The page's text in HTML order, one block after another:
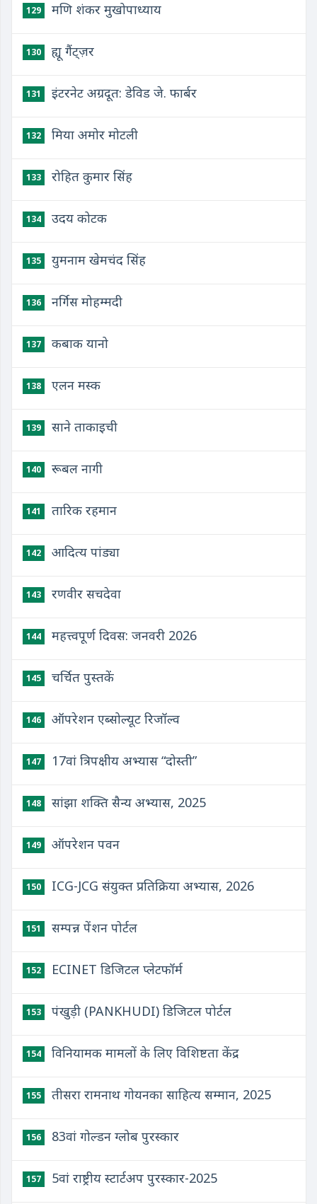
129 मणि शंकर मुखोपाध्याय
130 ह्यू गैंट्ज़र
131 इंटरनेट अग्रदूत: डेविड जे. फार्बर
132 मिया अमोर मोटली
133 रोहित कुमार सिंह
134 उदय कोटक
135 युमनाम खेमचंद सिंह
136 नर्गिस मोहम्मदी
137 कबाक यानो
138 एलन मस्क
139 साने ताकाइची
140 रूबल नागी
141 तारिक रहमान
142 आदित्य पांड्या
143 रणवीर सचदेवा
144 महत्त्वपूर्ण दिवस: जनवरी 2026
145 चर्चित पुस्तकें
146 ऑपरेशन एब्सोल्यूट रिजॉल्व
147 17वां त्रिपक्षीय अभ्यास “दोस्‍ती”
148 सांझा शक्ति सैन्य अभ्यास, 2025
149 ऑपरेशन पवन
150 ICG-JCG संयुक्‍त प्रतिक्रिया अभ्‍यास, 2026
151 सम्पन्न पेंशन पोर्टल
152 ECINET डिजिटल प्लेटफॉर्म
153 पंखुड़ी (PANKHUDI) डिजिटल पोर्टल
154 विनियामक मामलों के लिए विशिष्टता केंद्र
155 तीसरा रामनाथ गोयनका साहित्य सम्मान, 2025
156 83वां गोल्डन ग्लोब पुरस्कार
157 5वां राष्ट्रीय स्टार्टअप पुरस्कार-2025